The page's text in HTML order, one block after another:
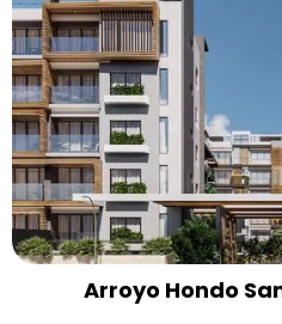
Arroyo Hondo